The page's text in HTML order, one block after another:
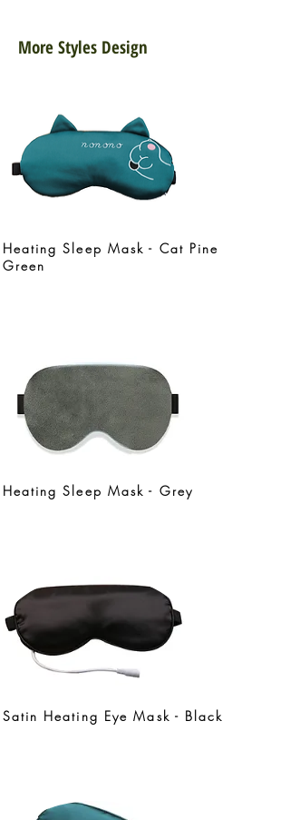
More Styles Design
Heating Sleep Mask - Cat Pine
Green
Heating Sleep Mask - Grey
Satin Heating Eye Mask - Black